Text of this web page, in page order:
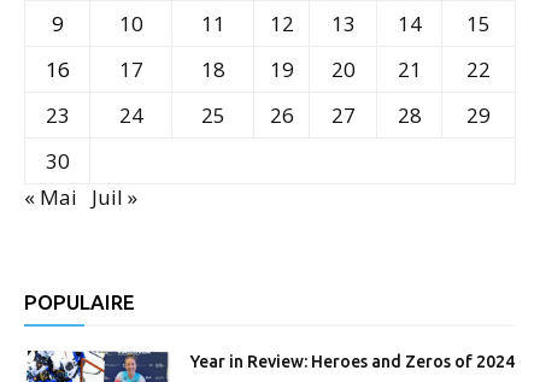
9
10 11 12 13 14
15
16
17 18 19 20 21
22
23
24 25 26 27 28
29
30
« Mai
Juil »
POPULAIRE
Year in Review: Heroes and Zeros of 2024